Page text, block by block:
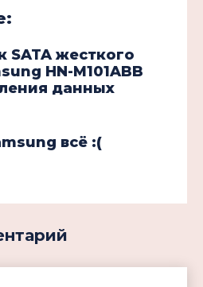
жесткого
HN-M101ABB
данных
всё :(